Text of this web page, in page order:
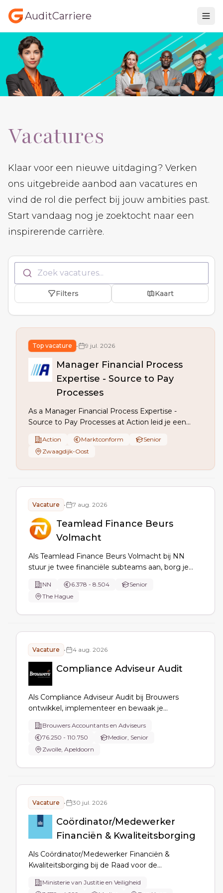
AuditCarriere
Vacatures
Klaar voor een nieuwe uitdaging? Verken
ons uitgebreide aanbod aan vacatures en
vind de rol die perfect bij jouw ambities past.
Start vandaag nog je zoektocht naar een
inspirerende carrière.
Zoek vacatures...
Filters Kaart
Top vacature • 9 jul. 2026
Manager Financial Process
Expertise - Source to Pay
Processes
As a Manager Financial Process Expertise -
Source to Pay Processes at Action leid je een
verbetert, stakeholders verbindt tussen
Operations & Technology, KPI’s en documentatie
Action Marktconform
Senior
Zwaagdijk-Oost
Vacature • 7 aug. 2026
Teamlead Finance Beurs
Volmacht
Als Teamlead Finance Beurs Volmacht bij NN
stuur je twee financiële subteams aan, borg je
optimaliseer en digitaliseer je processen (incl. AI)
en leid je verbeter- en verandertrajecten met
NN 6.378 - 8.504
Senior
The Hague
Vacature • 4 aug. 2026
Compliance Adviseur Audit
Als Compliance Adviseur Audit bij Brouwers
ontwikkel, implementeer en bewaak je
naleving en risico’s, adviseer en coach je collega’s,
voer je interne controles uit en rapporteer je aan
management en kwaliteitsbepaler.
Brouwers Accountants en Adviseurs
76.250 - 110.750
Medior, Senior
Zwolle, Apeldoorn
Vacature • 30 jul. 2026
Coördinator/Medewerker
Financiën & Kwaliteitsborging
Als Coördinator/Medewerker Financiën &
Kwaliteitsborging bij de Raad voor de
processen met het FDC, bewaak je
Ministerie van Justitie en Veiligheid